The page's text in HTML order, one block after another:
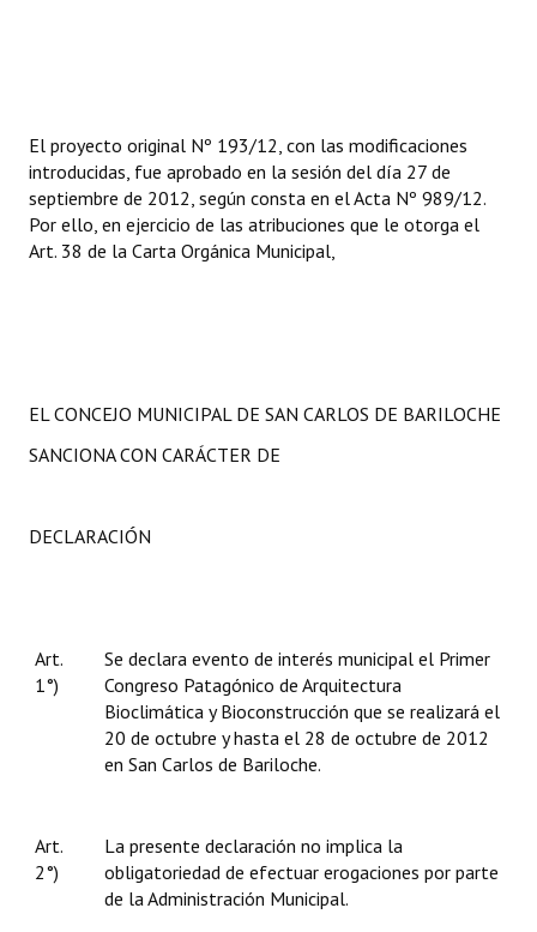
El proyecto original Nº 193/12, con las modificaciones
introducidas, fue aprobado en la sesión del día 27 de
septiembre de 2012, según consta en el Acta Nº 989/12.
Por ello, en ejercicio de las atribuciones que le otorga el
Art. 38 de la Carta Orgánica Municipal,
EL CONCEJO MUNICIPAL DE SAN CARLOS DE BARILOCHE
SANCIONA CON CARÁCTER DE
DECLARACIÓN
Art.
1°)
Se declara evento de interés municipal el Primer
Congreso Patagónico de Arquitectura
Bioclimática y Bioconstrucción que se realizará el
20 de octubre y hasta el 28 de octubre de 2012
en San Carlos de Bariloche.
Art.
2°)
La presente declaración no implica la
obligatoriedad de efectuar erogaciones por parte
de la Administración Municipal.